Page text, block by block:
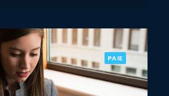
PAIE